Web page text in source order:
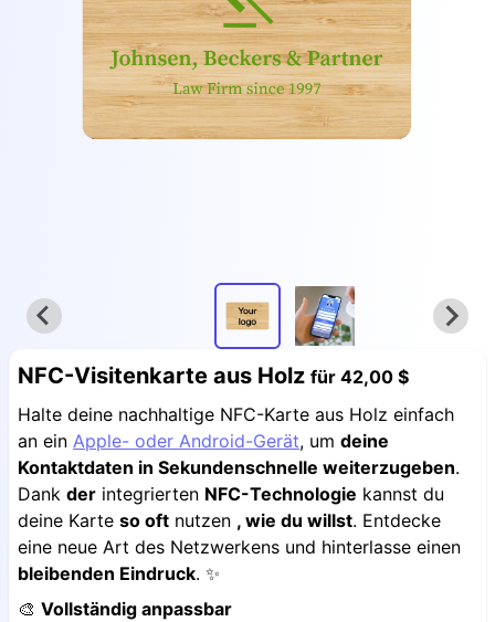
NFC-Visitenkarte aus Holz für 42,00 $
Halte deine nachhaltige NFC-Karte aus Holz einfach
an ein Apple- oder Android-Gerät, um deine
Kontaktdaten in Sekundenschnelle weiterzugeben.
Dank der integrierten NFC-Technologie kannst du
deine Karte so oft nutzen , wie du willst. Entdecke
eine neue Art des Netzwerkens und hinterlasse einen
bleibenden Eindruck. ✨
🎨 Vollständig anpassbar